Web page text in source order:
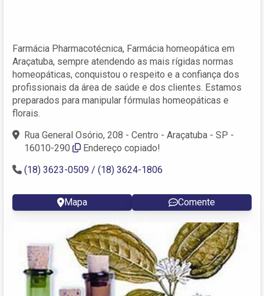
Farmácia Pharmacotécnica, Farmácia homeopática em
Araçatuba, sempre atendendo as mais rígidas normas
homeopáticas, conquistou o respeito e a confiança dos
profissionais da área de saúde e dos clientes. Estamos
preparados para manipular fórmulas homeopáticas e
florais.
Rua General Osório, 208 - Centro - Araçatuba - SP -
16010-290
Endereço copiado!
(18) 3623-0509 / (18) 3624-1806
Mapa Comente